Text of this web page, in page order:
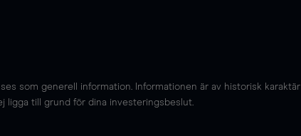
som generell information. Informationen är av historisk karaktär
ligga till grund för dina investeringsbeslut.